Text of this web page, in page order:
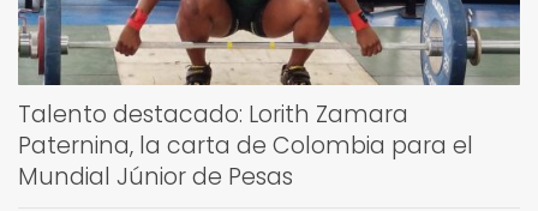
Talento destacado: Lorith Zamara
Paternina, la carta de Colombia para el
Mundial Júnior de Pesas